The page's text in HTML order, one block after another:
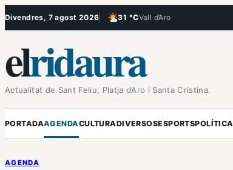
Vés
Divendres, 7 agost 2026 31 °CVall d’Aro
, Poc ennuvolat
elridaura
Actualitat de Sant Feliu, Platja d’Aro i Santa Cristina.
PORTADAAGENDACULTURADIVERSOSESPORTSPOLÍTICA
AGENDA